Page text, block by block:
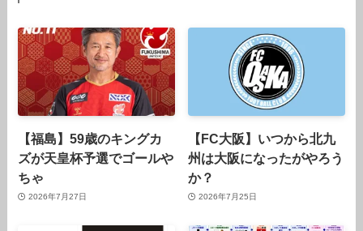
【福島】59歳のキングカ
ズが天皇杯予選でゴールや
ちゃ
2026年7月27日
【FC大阪】いつから北九
州は大阪になったがやろう
か？
2026年7月25日